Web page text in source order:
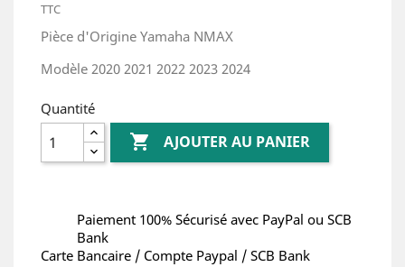
TTC
Pièce d'Origine Yamaha NMAX
Modèle 2020 2021 2022 2023 2024
Quantité
 AJOUTER AU PANIER
Paiement 100% Sécurisé avec PayPal ou SCB
Bank
Carte Bancaire / Compte Paypal / SCB Bank